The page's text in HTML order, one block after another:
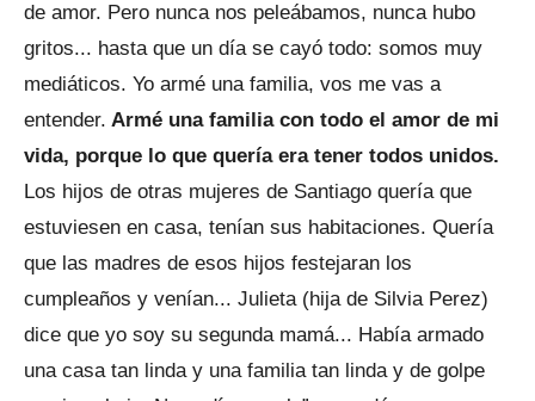
de amor. Pero nunca nos peleábamos, nunca hubo
gritos... hasta que un día se cayó todo: somos muy
mediáticos. Yo armé una familia, vos me vas a
entender. Armé una familia con todo el amor de mi
vida, porque lo que quería era tener todos unidos.
Los hijos de otras mujeres de Santiago quería que
estuviesen en casa, tenían sus habitaciones. Quería
que las madres de esos hijos festejaran los
cumpleaños y venían... Julieta (hija de Silvia Perez)
dice que yo soy su segunda mamá... Había armado
una casa tan linda y una familia tan linda y de golpe